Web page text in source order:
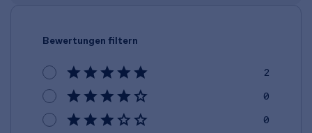
Bewertungen filtern
2
0
0